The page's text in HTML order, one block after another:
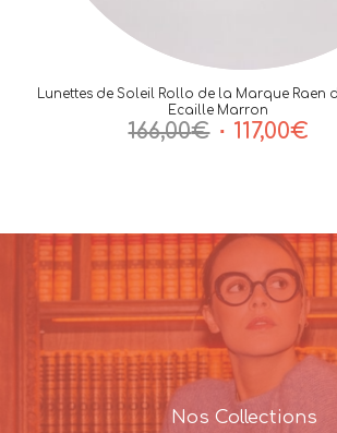
Lunettes de Soleil Rollo de la Marque Raen
Ecaille Marron
166,00€ Le
166,00€.
117,00€
Nos Collections